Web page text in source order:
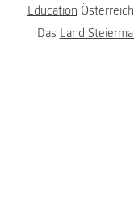
Education
Das Land